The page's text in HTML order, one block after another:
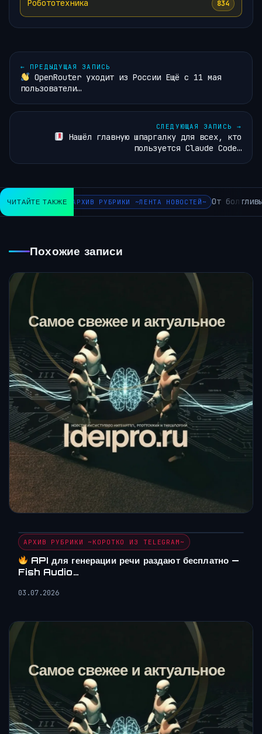
Робототехника 834
← ПРЕДЫДУЩАЯ ЗАПИСЬ
OpenRouter уходит из России Ещё с 11 мая
пользователи…
СЛЕДУЮЩАЯ ЗАПИСЬ →
Нашёл главную шпаргалку для всех, кто
пользуется Claude Code…
ЧИТАЙТЕ ТАКЖЕ АРХИВ РУБРИКИ ~ЛЕНТА НОВОСТЕЙ~ От
Похожие записи
АРХИВ РУБРИКИ ~КОРОТКО ИЗ TELEGRAM~
API для генерации речи раздают бесплатно —
Fish Audio…
03.07.2026